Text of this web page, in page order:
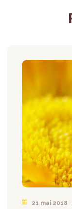
21 mai 2018